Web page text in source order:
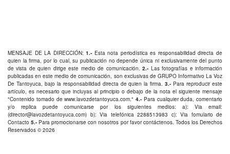
MENSAJE DE LA DIRECCIÓN:1.- Esta nota periodística es responsabilidad directa de
quien la firma, por lo cual, su publicación no depende única ni exclusivamente del punto
de vista de quien dirige este medio de comunicación.2.- Las fotografías e información
publicadas en este medio de comunicación, son exclusivas de GRUPO Informativo La Voz
De Tantoyuca, bajo la responsabilidad directa de quien la firma.3.- Para reproducir este
artículo, es necesario que incluyas al principio o debajo de la nota el siguiente mensaje
"Contenido tomado dewww.lavozdetantoyuca.com ." 4.- Para cualquier duda, comentario
y/o replica puede comunicarse por los siguientes medios: a): Via email:
(director@lavozdetantoyuca.com) b): Via telefónica 2288513983 c): Via fomulario de
Contacto 5.- Para promocionarse con nosotros por favorcontáctenos. Todos los Derechos
Reservados © 2026